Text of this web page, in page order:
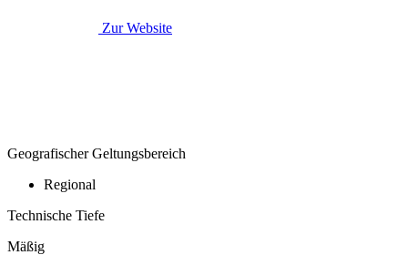
Zur Website
Geografischer Geltungsbereich
Regional
Technische Tiefe
Mäßig